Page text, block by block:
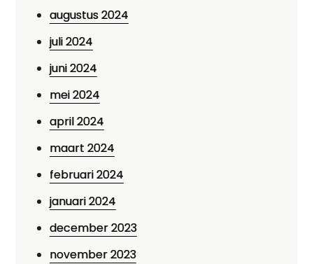
augustus 2024
juli 2024
juni 2024
mei 2024
april 2024
maart 2024
februari 2024
januari 2024
december 2023
november 2023